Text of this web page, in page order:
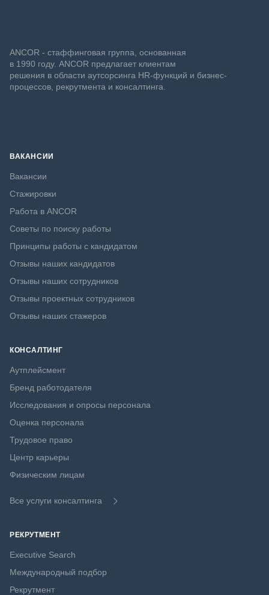
ANCOR - стаффинговая группа, основанная
в 1990 году. ANCOR предлагает клиентам
решения в области аутсорсинга HR-функций и бизнес-
процессов, рекрутмента и консалтинга.
ВАКАНСИИ
Вакансии
Стажировки
Работа в ANCOR
Советы по поиску работы
Принципы работы с кандидатом
Отзывы наших кандидатов
Отзывы наших сотрудников
Отзывы проектных сотрудников
Отзывы наших стажеров
КОНСАЛТИНГ
Аутплейсмент
Бренд работодателя
Исследования и опросы персонала
Оценка персонала
Трудовое право
Центр карьеры
Физическим лицам
Все услуги консалтинга
РЕКРУТМЕНТ
Executive Search
Международный подбор
Рекрутмент